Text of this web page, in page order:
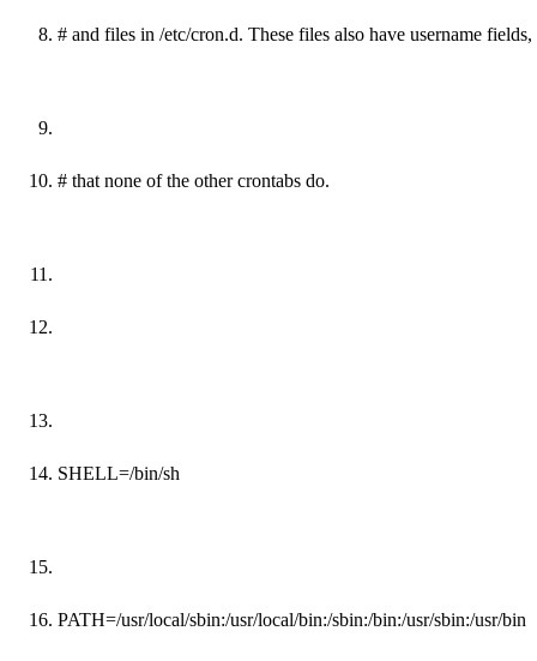
# and files in /etc/cron.d. These files also have username fields,
# that none ofthe other crontabs do.
SHELL=/bin/sh
PATH=/usr/local/sbin:/usr/local/bin:/sbin:/bin:/usr/sbin:/usr/bin